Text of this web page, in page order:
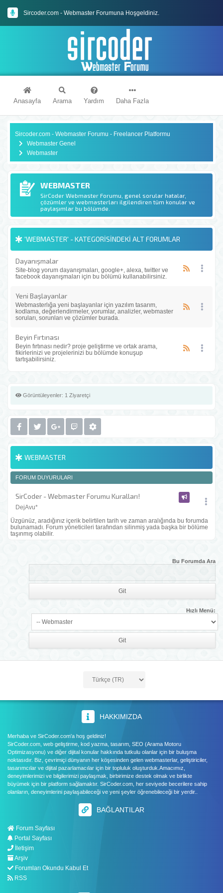
Sircoder.com - Webmaster Forumuna Hoşgeldiniz.
Sircoder.com Webmaster Forumu Kuralları
Anasayfa Arama Yardım Daha Fazla
Sircoder.com - Webmaster Forumu - Freelancer Platformu
Webmaster Genel
Webmaster
WEBMASTER
SirCoder Webmaster Forumu, genel sorular hatalar,
çözümler ve webmasterları ilgilendiren tüm konular ve
paylaşımlar bu bölümde.
'WEBMASTER' - KATEGORISINDEKI ALT FORUMLAR
Dayanışmalar
Site-blog yorum dayanışmaları, google+, alexa, twitter ve
facebook dayanışmaları için bu bölümü kullanabilirsiniz.
Yeni Başlayanlar
Webmasterlığa yeni başlayanlar için yazılım tasarım,
kodlama, değerlendirmeler, yorumlar, analizler, webmaster
soruları, sorunları ve çözümler burada.
Beyin Fırtınası
Beyin fırtınası nedir? proje geliştirme ve ortak arama,
fikirlerinizi ve projelerinizi bu bölümde konuşup
tartışabilirsiniz.
Görüntüleyenler: 1 Ziyaretçi
WEBMASTER
FORUM DUYURULARI
SirCoder - Webmaster Forumu Kuralları!
DejAvu*
Üzgünüz, aradığınız içerik belirtilen tarih ve zaman aralığında bu forumda
bulunamadı. Forum yöneticileri tarafından silinmiş yada başka bir bölüme
taşınmış olabilir.
Bu Forumda Ara
Hızlı Menü:
HAKKIMIZDA
Merhaba ve SirCoder.com'a hoş geldiniz!
SirCoder.com, web geliştirme, kod yazma, tasarım, SEO (Arama Motoru
Optimizasyonu) ve diğer dijital konular hakkında tutkulu olanlar için bir buluşma
noktasıdır. Biz, çevrimiçi dünyanın her köşesinden gelen webmasterlar, geliştiriciler,
tasarımcılar ve dijital pazarlamacılar için bir topluluk oluşturduk.Amacımız,
deneyimlerimizi ve bilgilerimizi paylaşmak, birbirimize destek olmak ve birlikte
büyümek için bir platform sağlamaktır. SirCoder.com, her seviyede becerilere sahip
olanların, deneyimlerini paylaşabileceği ve yeni şeyler öğrenebileceği bir yerdir..
BAĞLANTILAR
Forum Sayfası
Portal Sayfası
İletişim
Arşiv
Forumları Okundu Kabul Et
RSS